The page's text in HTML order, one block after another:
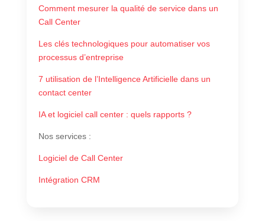
Comment mesurer la qualité de service dans un
Call Center
Les clés technologiques pour automatiser vos
processus d’entreprise
7 utilisation de l’Intelligence Artificielle dans un
contact center
IA et logiciel call center : quels rapports ?
Nos services :
Logiciel de Call Center
Intégration CRM